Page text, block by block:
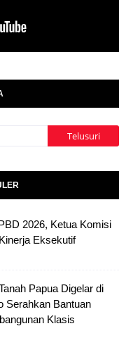
2026, Ketua Komisi
Eksekutif
Papua Digelar di
Serahkan Bantuan
Klasis